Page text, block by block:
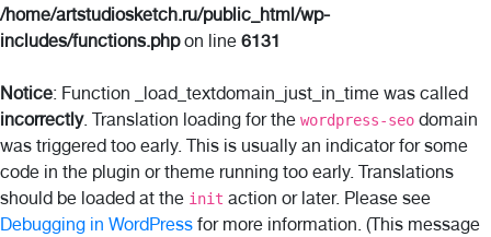
/home/artstudiosketch.ru/public_html/wp-
includes/functions.phpon line 6131
Notice: Function _load_textdomain_just_in_time was called
incorrectly. Translation loading for the wordpress-seo domain
was triggered too early. This is usually an indicator for some
code in the plugin or theme running too early. Translations
should be loaded at the init action or later. Please see
Debugging in WordPress for more information. (This message